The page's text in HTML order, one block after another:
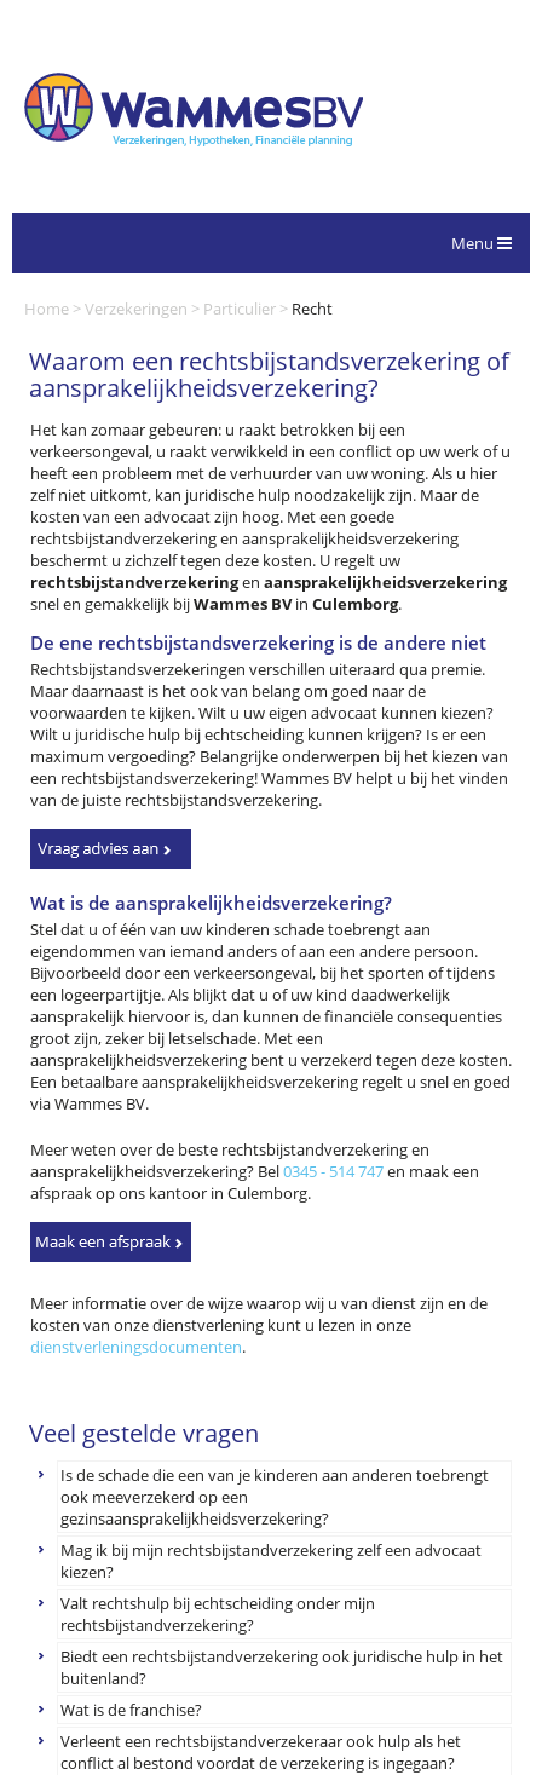
Menu
Home >Verzekeringen > Particulier > Recht
Waarom een rechtsbijstandsverzekering of
aansprakelijkheidsverzekering?
Het kan zomaar gebeuren: u raakt betrokken bij een
verkeersongeval, u raakt verwikkeld in een conflict op uw werk of u
heeft een probleem met de verhuurder van uw woning. Als u hier
zelf niet uitkomt, kan juridische hulp noodzakelijk zijn. Maar de
kosten van een advocaat zijn hoog. Met een goede
rechtsbijstandverzekering en aansprakelijkheidsverzekering
beschermt u zichzelf tegen deze kosten. U regelt uw
rechtsbijstandverzekeringen aansprakelijkheidsverzekering
snel en gemakkelijk bijWammes BVin Culemborg.
De ene rechtsbijstandsverzekering is de andere niet
Rechtsbijstandsverzekeringen verschillen uiteraard qua premie.
Maar daarnaast is het ook van belang om goed naar de
voorwaarden te kijken. Wilt u uw eigen advocaat kunnen kiezen?
Wilt u juridische hulp bij echtscheiding kunnen krijgen? Is er een
maximum vergoeding? Belangrijke onderwerpen bij het kiezen van
een rechtsbijstandsverzekering! Wammes BV helpt u bij het vinden
van de juiste rechtsbijstandsverzekering.
Wat is de aansprakelijkheidsverzekering?
Stel dat u of één van uw kinderen schade toebrengt aan
eigendommen van iemand anders of aan een andere persoon.
Bijvoorbeeld door een verkeersongeval, bij het sporten of tijdens
een logeerpartijtje. Als blijkt dat u of uw kind daadwerkelijk
aansprakelijk hiervoor is, dan kunnen de financiële consequenties
groot zijn, zeker bij letselschade. Met een
aansprakelijkheidsverzekering bent u verzekerd tegen deze kosten.
Een betaalbare aansprakelijkheidsverzekering regelt u snel en goed
via Wammes BV.
Meer weten over de beste rechtsbijstandverzekering en
aansprakelijkheidsverzekering? Bel0345 - 514 747en maak een
afspraak op ons kantoor in Culemborg.
Meer informatie over de wijze waarop wij u van dienst zijn en de
kosten van onze dienstverlening kunt u lezen in onze
dienstverleningsdocumenten.
Veel gestelde vragen
Is de schade die een van je kinderen aan anderen toebrengt
ook meeverzekerd op een
gezinsaansprakelijkheidsverzekering?
Mag ik bij mijn rechtsbijstandverzekering zelf een advocaat
kiezen?
Valt rechtshulp bij echtscheiding onder mijn
rechtsbijstandverzekering?
Biedt een rechtsbijstandverzekering ook juridische hulp in het
buitenland?
Wat is de franchise?
Verleent een rechtsbijstandverzekeraar ook hulp als het
conflict al bestond voordat de verzekering is ingegaan?